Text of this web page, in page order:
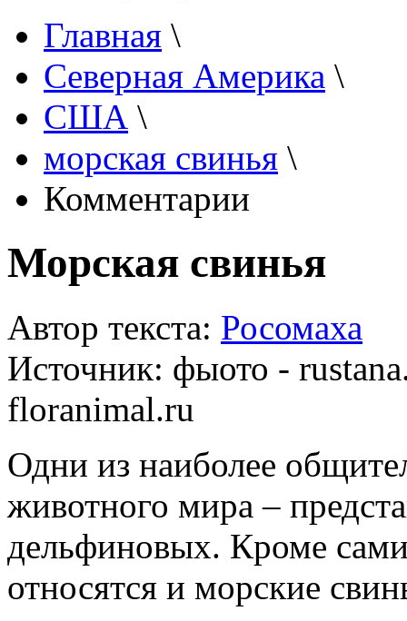
Главная \
Северная Америка \
США \
морская свинья \
Комментарии
Морская свинья
Автор текста: Росомаха
Источник: фыото -
floranimal.ru
Одни из наиболее
животного мира –
дельфиновых. Кроме
относятся и морские